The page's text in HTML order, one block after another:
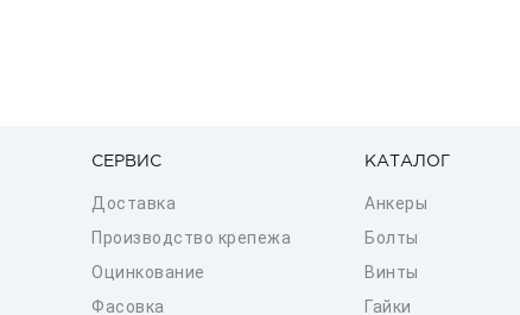
СЕРВИС
Доставка
Производство крепежа
Оцинкование
Фасовка
КАТАЛОГ
Анкеры
Болты
Винты
Гайки